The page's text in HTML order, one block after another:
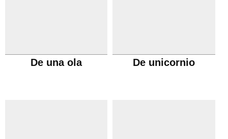
De una ola De unicornio